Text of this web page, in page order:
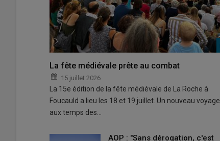
La fête médiévale prête au combat
15 juillet 2026
La 15e édition de la fête médiévale de La Roche à
Foucauld a lieu les 18 et 19 juillet. Un nouveau voyage
aux temps des…
AOP : "Sans dérogation, c'est